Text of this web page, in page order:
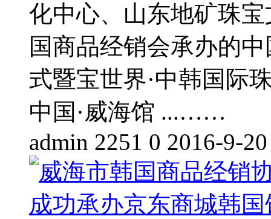
化中心、山东地矿珠
国商品经销会承办的
式暨宝世界·中韩国际
中国·威海馆 ...……
admin 2251 0 2016-9-